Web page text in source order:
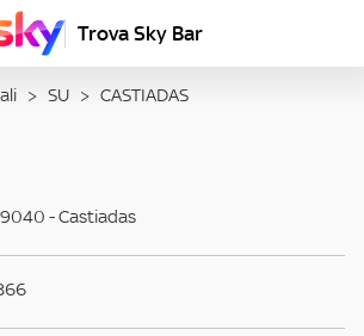
Trova Sky Bar
> SU > CASTIADAS
-Castiadas